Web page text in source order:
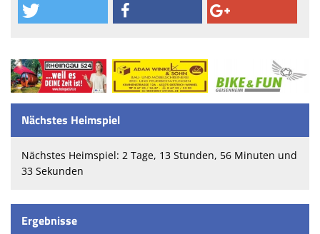
Nächstes Heimspiel
Nächstes Heimspiel: 2 Tage, 13 Stunden, 56 Minuten und
33 Sekunden
Ergebnisse